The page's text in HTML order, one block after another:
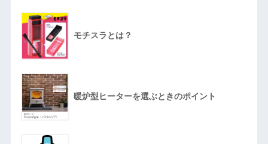
モチスラとは？
暖炉型ヒーターを選ぶときのポイント